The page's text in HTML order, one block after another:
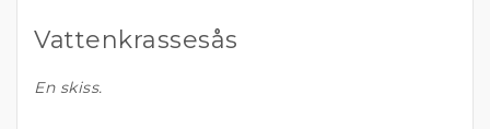
Vattenkrassesås
En skiss.